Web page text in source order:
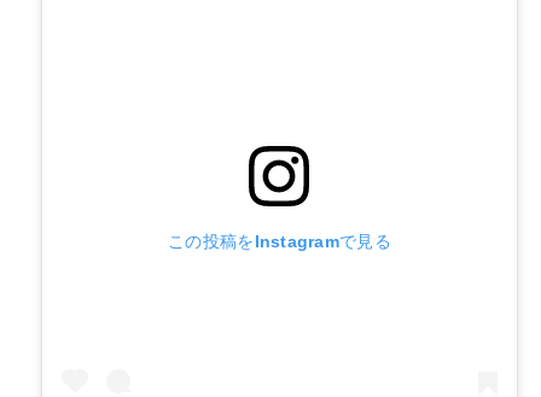
この投稿をInstagramで見る